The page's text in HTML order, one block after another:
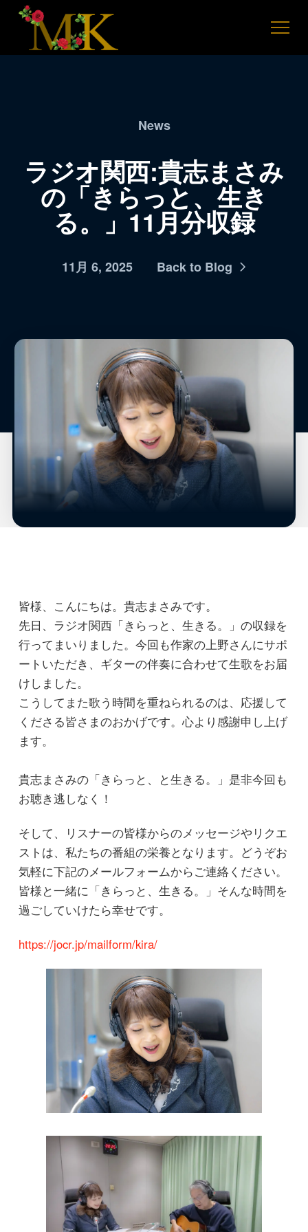
News
ラジオ関西:貴志まさみ
の「きらっと、生き
る。」11月分収録
11月 6, 2025 Back to Blog
皆様、こんにちは。貴志まさみです。
先日、ラジオ関西「きらっと、生きる。」の収録を
行ってまいりました。今回も作家の上野さんにサポ
ートいただき、ギターの伴奏に合わせて生歌をお届
けしました。
こうしてまた歌う時間を重ねられるのは、応援して
くださる皆さまのおかげです。心より感謝申し上げ
ます。
貴志まさみの「きらっと、と生きる。」是非今回も
お聴き逃しなく！
そして、リスナーの皆様からのメッセージやリクエ
ストは、私たちの番組の栄養となります。どうぞお
気軽に下記のメールフォームからご連絡ください。
皆様と一緒に「きらっと、生きる。」そんな時間を
過ごしていけたら幸せです。
https://jocr.jp/mailform/kira/